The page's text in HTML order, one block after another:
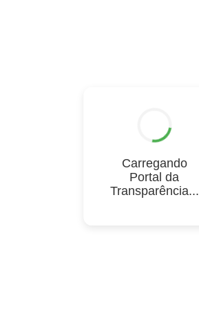
Carregando
Portal da
Transparência...